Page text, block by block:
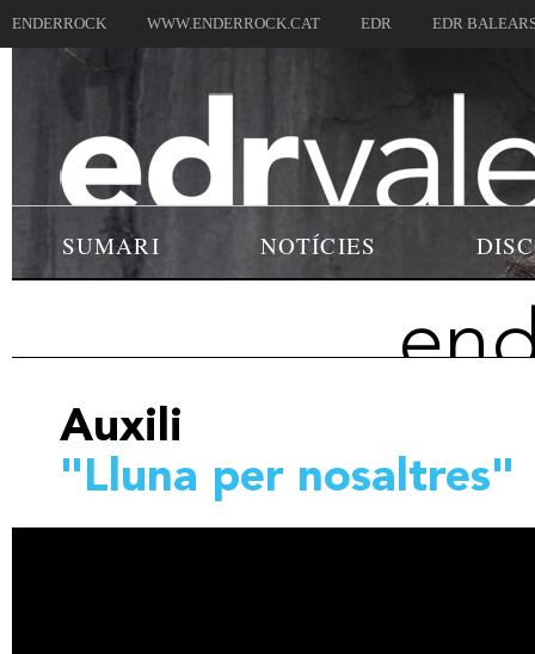
ENDERROCK WWW.ENDERROCK.CAT EDR EDR
SUMARI NOTÍCIES
Auxili
"Lluna per nosaltres"